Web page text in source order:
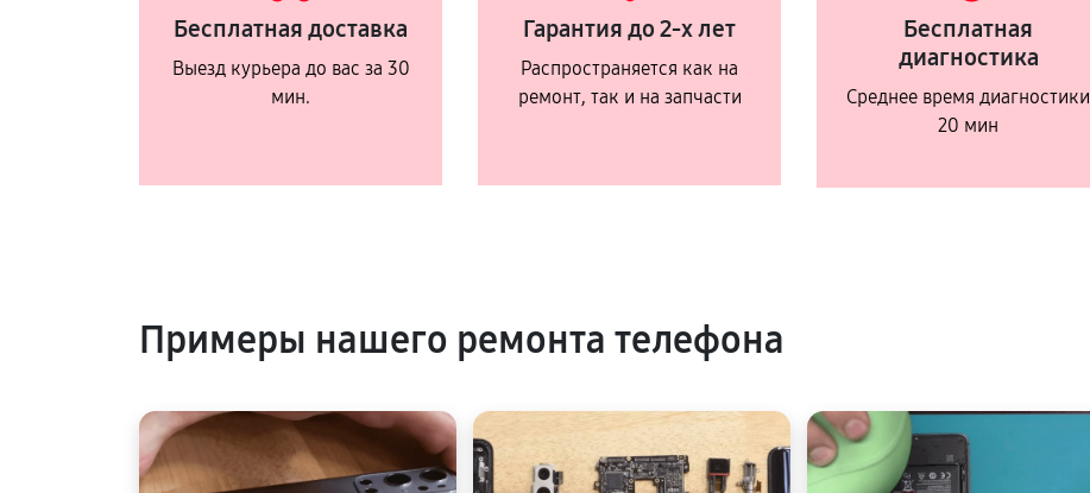
Бесплатная доставка
Выезд курьера до вас за 30
мин.
Гарантия до 2-х лет
Распространяется как на
ремонт, так и на запчасти
Бесплатная
диагностика
Среднее время диагностики
20 мин
Примеры нашего ремонта телефона